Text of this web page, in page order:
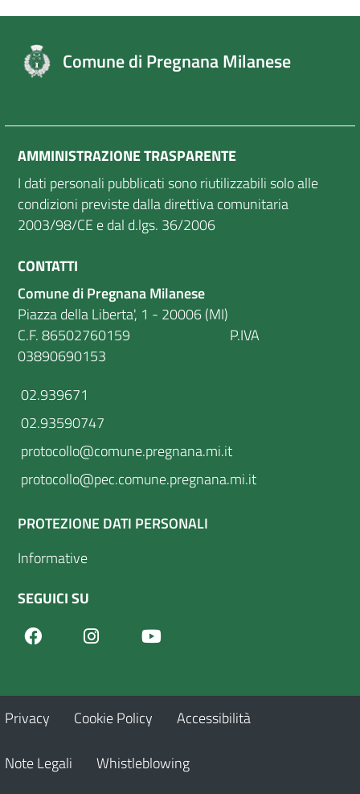
Comune di Pregnana Milanese
AMMINISTRAZIONE TRASPARENTE
I dati personali pubblicati sono riutilizzabili solo alle
condizioni previste dalla direttiva comunitaria
2003/98/CE e dal d.lgs. 36/2006
CONTATTI
Comune di Pregnana Milanese
Piazza della Liberta', 1 - 20006 (MI)
C.F. 86502760159 P.IVA
03890690153
02.939671
02.93590747
protocollo@comune.pregnana.mi.it
protocollo@pec.comune.pregnana.mi.it
PROTEZIONE DATI PERSONALI
Informative
SEGUICI SU
FacebookInstagram
Privacy Cookie Policy Accessibilità
Note Legali Whistleblowing